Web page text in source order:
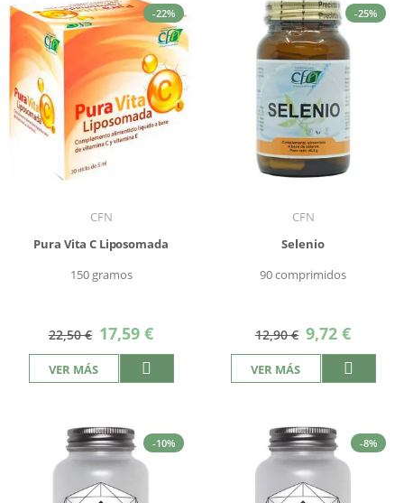
-22%
CFN
Pura Vita C Liposomada
150 gramos
22,50 € Precio
especial
17,59 €
VER MÁS
-25%
CFN
Selenio
90 comprimidos
12,90 € Precio
especial
9,72 €
VER MÁS
-10% -8%